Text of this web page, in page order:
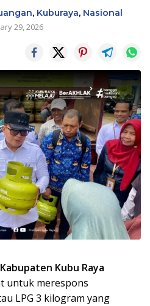
, Kuburaya, Nasional
29, 2026
Kubu Raya
untuk merespons
LPG 3 kilogram yang